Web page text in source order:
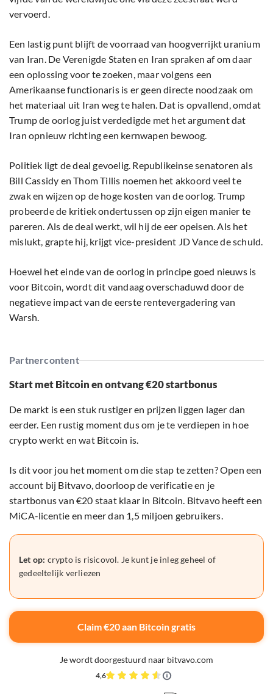
vervoerd.
Een lastig punt blijft de voorraad van hoogverrijkt uranium
van Iran. De Verenigde Staten en Iran spraken af om daar
een oplossing voor te zoeken, maar volgens een
Amerikaanse functionaris is er geen directe noodzaak om
het materiaal uit Iran weg te halen. Dat is opvallend, omdat
Trump de oorlog juist verdedigde met het argument dat
Iran opnieuw richting een kernwapen bewoog.
Politiek ligt de deal gevoelig. Republikeinse senatoren als
Bill Cassidy en Thom Tillis noemen het akkoord veel te
zwak en wijzen op de hoge kosten van de oorlog. Trump
probeerde de kritiek ondertussen op zijn eigen manier te
pareren. Als de deal werkt, wil hij de eer opeisen. Als het
mislukt, grapte hij, krijgt vice-president JD Vance de schuld.
Hoewel het einde van de oorlog in principe goed nieuws is
voor Bitcoin, wordt dit vandaag overschaduwd door de
negatieve impact van de eerste rentevergadering van
Warsh.
Partnercontent
Start met Bitcoin en ontvang €20 startbonus
De markt is een stuk rustiger en prijzen liggen lager dan
eerder. Een rustig moment dus om je te verdiepen in hoe
crypto werkt en wat Bitcoin is.
Is dit voor jou het moment om die stap te zetten? Open een
account bij Bitvavo, doorloop de verificatie en je
startbonus van €20 staat klaar in Bitcoin. Bitvavo heeft een
MiCA-licentie en meer dan 1,5 miljoen gebruikers.
Let op: crypto is risicovol. Je kunt je inleg geheel of
gedeeltelijk verliezen
Claim €20 aan Bitcoin gratis
Je wordt doorgestuurd naar bitvavo.com
4,6